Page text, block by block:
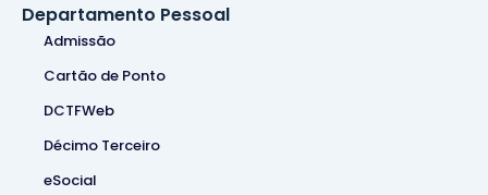
Departamento Pessoal
Admissão
Cartão de Ponto
DCTFWeb
Décimo Terceiro
eSocial